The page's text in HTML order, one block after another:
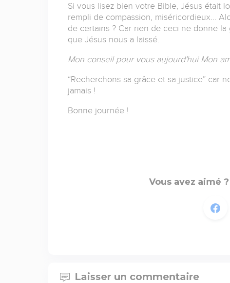
Si vous lisez bien votre Bible, Jésus était
rempli de compassion, miséricordieux…
de certains ? Car rien de ceci ne donne
que Jésus nous a laissé.
Mon conseil pour vous aujourd'hui Mon
“Recherchons sa grâce et sa justice” car
jamais !
Bonne journée !
Vous avez aimé
Laisser un commentaire